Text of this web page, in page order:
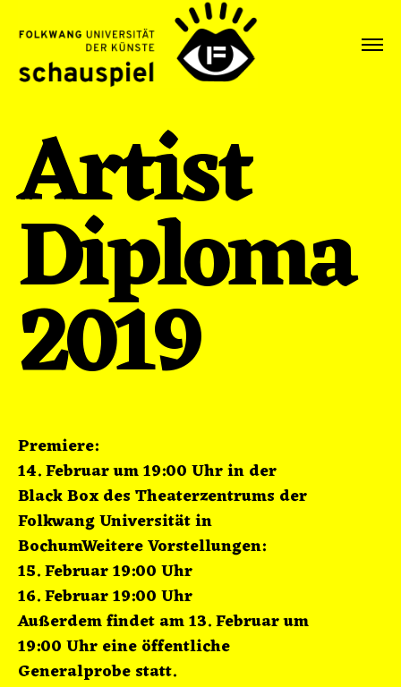
Artist
Diploma
2019
Premiere:
14. Februar um 19:00 Uhrin der
Black Box des Theaterzentrums der
Folkwang Universität in
BochumWeitere Vorstellungen:
15. Februar 19:00 Uhr
16. Februar 19:00 Uhr
Außerdem findet am 13. Februar um
19:00 Uhr eine öffentliche
Generalprobe statt.